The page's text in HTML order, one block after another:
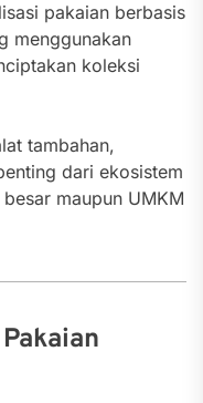
pakaian berbasis
menggunakan
koleksi
tambahan,
dari ekosistem
maupun UMKM